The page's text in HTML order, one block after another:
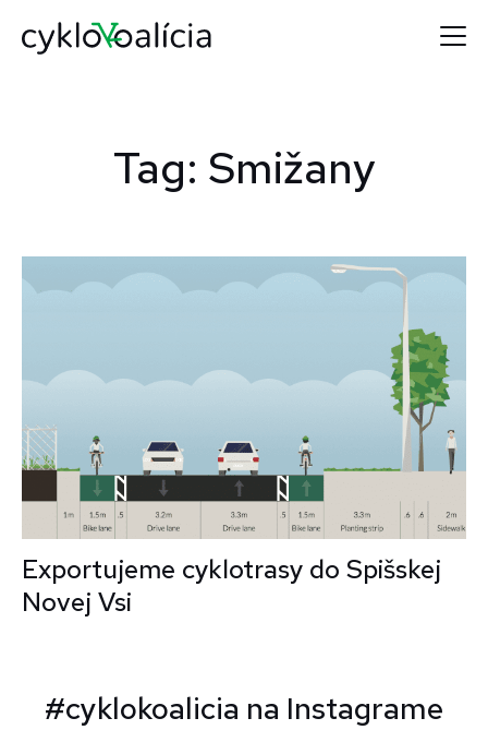
Tag: Smižany
Exportujeme cyklotrasy do Spišskej
Novej Vsi
#cyklokoalicia na Instagrame